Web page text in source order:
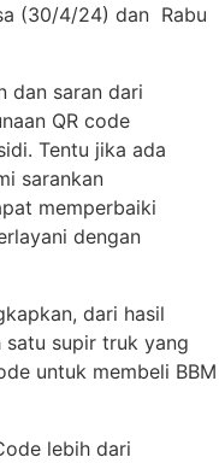
(30/4/24) dan Rabu
dan saran dari
QR code
Tentu jika ada
sarankan
memperbaiki
dengan
dari hasil
satu supir truk yang
untuk membeli BBM
lebih dari